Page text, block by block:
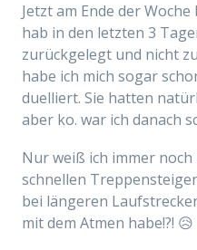
Jetzt am Ende der
hab in den letzten 3
zurückgelegt und nicht
habe ich mich sogar
duelliert. Sie hatten
aber ko. war ich danach
Nur weiß ich immer
schnellen
bei längeren
mit dem Atmen habe!?! 😥